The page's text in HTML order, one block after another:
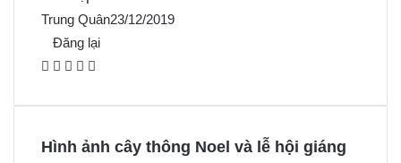
Trung Quân23/12/2019
Đăng lại
F X P M
Hình ảnh cây thông Noel và lễ hội giáng